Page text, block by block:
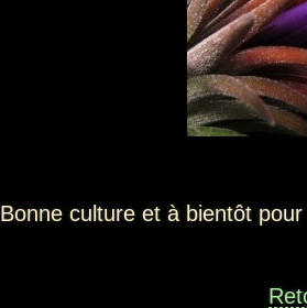
Bonne culture et à bientôt